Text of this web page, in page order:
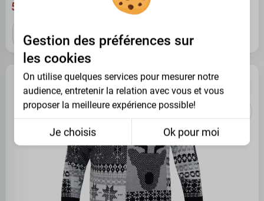
54.95 €
3XL 4XL 5XL
PROMO -35%
Gestion des préférences sur
les cookies
On utilise quelques services pour mesurer notre
audience, entretenir la relation avec vous et vous
proposer la meilleure expérience possible!
Je choisis Ok pour moi